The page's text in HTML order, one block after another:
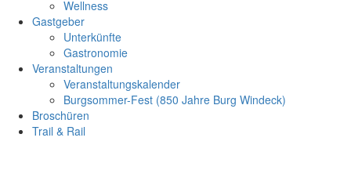
Wellness
Gastgeber
Unterkünfte
Gastronomie
Veranstaltungen
Veranstaltungskalender
Burgsommer-Fest (850 Jahre Burg Windeck)
Broschüren
Trail & Rail